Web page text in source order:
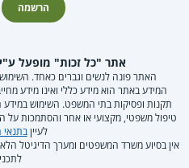
הרשמה
אתר "כל זכות" מופעל
האתר פונה לנשים וגברים כאחד.
המידע באתר הוא מידע כללי ואינו מידע
תקנות ופסיקות בתי המשפט. השימוש במידע
טיפול משפטי, מקצועי או אחר והסתמכות
לעייןבתנאי
אין בסיוע משרד המשפטים ומערך הדיגיטל